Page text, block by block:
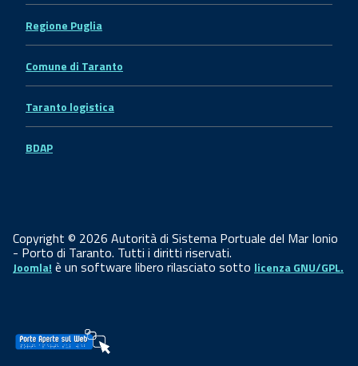
Regione Puglia
Comune di Taranto
Taranto logistica
BDAP
Copyright © 2026 Autorità di Sistema Portuale del Mar Ionio
- Porto di Taranto. Tutti i diritti riservati.
Joomla! è un software libero rilasciato sotto licenza GNU/GPL.